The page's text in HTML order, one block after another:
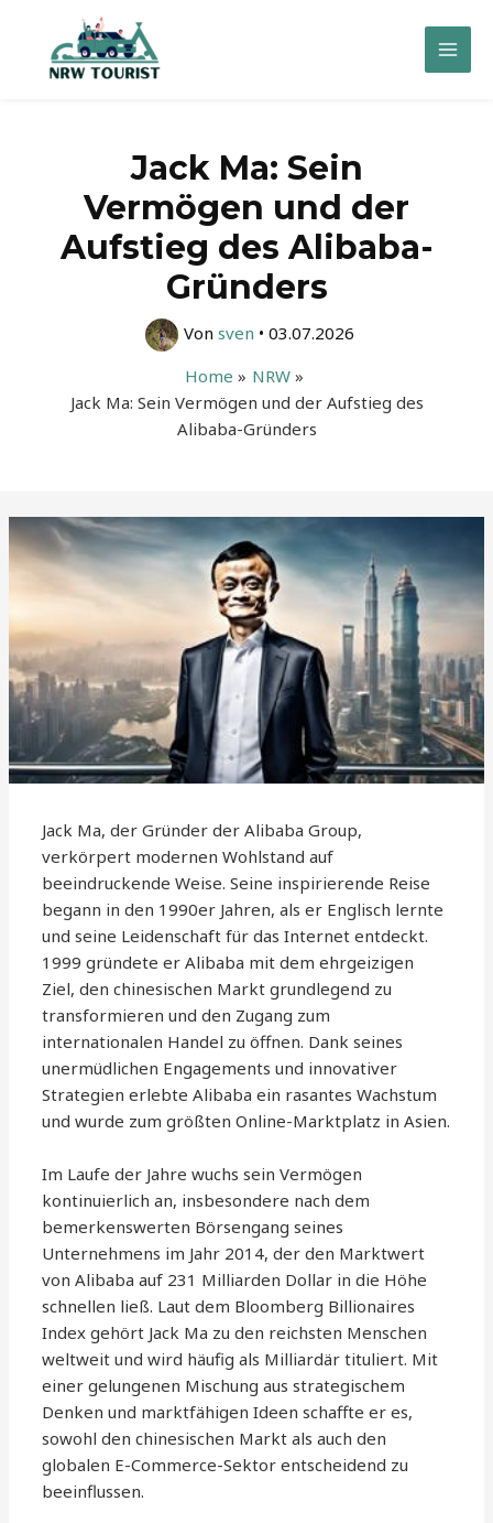
springen
Main
Jack Ma: Sein
Vermögen und der
Aufstieg des Alibaba-
Gründers
Von sven • 03.07.2026
Home
NRW
Jack Ma: Sein Vermögen und der Aufstieg des
Alibaba-Gründers
Jack Ma, der Gründer der Alibaba Group,
verkörpert modernen Wohlstand auf
beeindruckende Weise. Seine inspirierende Reise
begann in den 1990er Jahren, als er Englisch lernte
und seine Leidenschaft für das Internet entdeckt.
1999 gründete er Alibaba mit dem ehrgeizigen
Ziel, den chinesischen Markt grundlegend zu
transformieren und den Zugang zum
internationalen Handel zu öffnen. Dank seines
unermüdlichen Engagements und innovativer
Strategien erlebte Alibaba ein rasantes Wachstum
und wurde zum größten Online-Marktplatz in Asien.
Im Laufe der Jahre wuchs sein Vermögen
kontinuierlich an, insbesondere nach dem
bemerkenswerten Börsengang seines
Unternehmens im Jahr 2014, der den Marktwert
von Alibaba auf 231 Milliarden Dollar in die Höhe
schnellen ließ. Laut dem Bloomberg Billionaires
Index gehört Jack Ma zu den reichsten Menschen
weltweit und wird häufig als Milliardär tituliert. Mit
einer gelungenen Mischung aus strategischem
Denken und marktfähigen Ideen schaffte er es,
sowohl den chinesischen Markt als auch den
globalen E-Commerce-Sektor entscheidend zu
beeinflussen.